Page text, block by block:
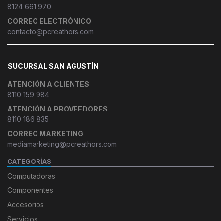
8124 661 970
CORREO ELECTRÓNICO
contacto@pcreathors.com
SUCURSAL SAN AGUSTÍN
ATENCIÓN A CLIENTES
8110 159 984
ATENCIÓN A PROVEEDORES
8110 186 835
CORREO MARKETING
mediamarketing@pcreathors.com
CATEGORÍAS
Computadoras
Componentes
Accesorios
Servicios